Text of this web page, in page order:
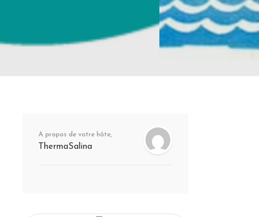
A propos de votre hôte,
ThermaSalina